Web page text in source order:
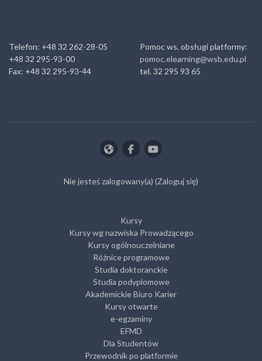
Telefon: +48 32 262-28-05
+48 32 295-93-00
Fax: +48 32 295-93-44
Pomoc ws. obsługi platformy:
pomoc.elearning@wsb.edu.pl
tel. 32 295 93 65
Nie jesteś zalogowany(a) (Zaloguj się)
Kursy
Kursy wg nazwiska Prowadzącego
Kursy ogólnouczelniane
Różnice programowe
Studia doktoranckie
Studia podyplomowe
Akademickie Biuro Karier
Kursy otwarte
e-egzaminy
EFMD
Dla Studentów
Przewodnik po platformie